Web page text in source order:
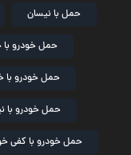
حمل با نیسان
حمل خودرو با
حمل خودرو با
حمل خودرو با
حمل خودرو با کفی